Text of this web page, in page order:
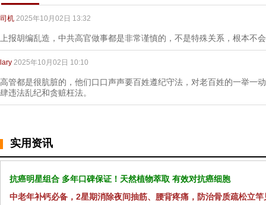
司机 2025年10月02日 13:32
上报胡编乱造，中共高官做事都是非常谨慎的，不是特殊关系，根本不
lary 2025年10月02日 10:10
高管都是很肮脏的，他们口口声声要百姓遵纪守法，对老百姓的一举一
肆违法乱纪和贪赃枉法。
实用资讯
抗癌明星组合 多年口碑保证！天然植物萃取 有效对抗癌细胞
中老年补钙必备，2星期消除夜间抽筋、腰背疼痛，防治骨质疏松立竿